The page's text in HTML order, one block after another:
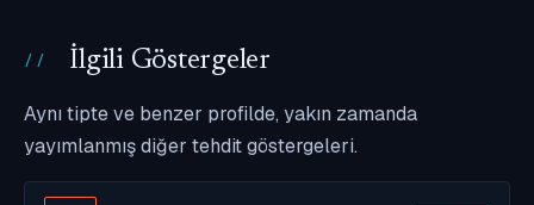
İlgili Göstergeler
Aynı tipte ve benzer profilde, yakın zamanda
yayımlanmış diğer tehdit göstergeleri.